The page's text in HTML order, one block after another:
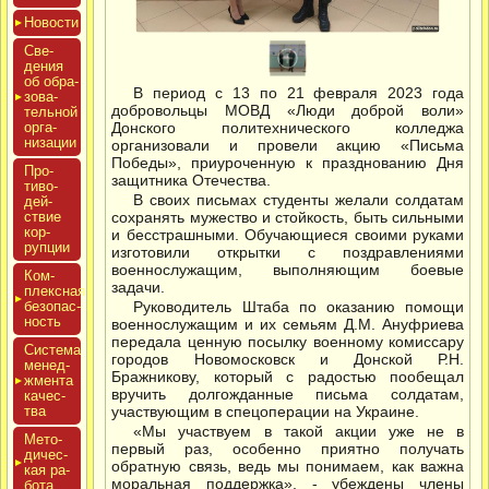
Новос­ти
Све­
дения
об об­ра­
зова­
тель­ной
ор­га­
низа­ции
Про­
тиво­
дей­
ствие
кор­
рупции
Ком­
плексная
бе­зопас­
ность
Сис­те­ма
ме­нед­
жмен­та
ка­чес­
тва
Мето­
дичес­
кая ра­
бота
В период с 13 по 21 февраля 2023 года
добровольцы МОВД «Люди доброй воли»
Донского политехнического колледжа
организовали и провели акцию «Письма
Победы», приуроченную к празднованию Дня
защитника Отечества.
В своих письмах студенты желали солдатам
сохранять мужество и стойкость, быть сильными
и бесстрашными. Обучающиеся своими руками
изготовили открытки с поздравлениями
военнослужащим, выполняющим боевые
задачи.
Руководитель Штаба по оказанию помощи
военнослужащим и их семьям Д.М. Ануфриева
передала ценную посылку военному комиссару
городов Новомосковск и Донской Р.Н.
Бражникову, который с радостью пообещал
вручить долгожданные письма солдатам,
участвующим в спецоперации на Украине.
«Мы участвуем в такой акции уже не в
первый раз, особенно приятно получать
обратную связь, ведь мы понимаем, как важна
моральная поддержка», - убеждены члены